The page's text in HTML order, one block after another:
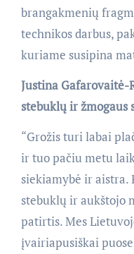
brangakmenių
technikos darbus,
kuriame susipina
Justina Gafarovaitė-
stebuklų ir žmogaus
“Grožis turi labai
ir tuo pačiu metu
siekiamybė ir
stebuklų ir aukštojo
patirtis. Mes
įvairiapusiškai